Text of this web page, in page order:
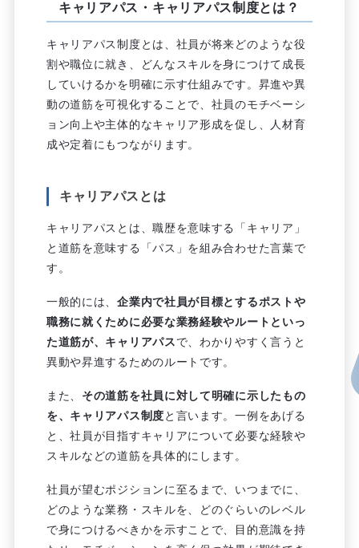
キャリアパス・キャリアパス制度とは？
キャリアパス制度とは、社員が将来どのような役
割や職位に就き、どんなスキルを身につけて成長
していけるかを明確に示す仕組みです。昇進や異
動の道筋を可視化することで、社員のモチベーシ
ョン向上や主体的なキャリア形成を促し、人材育
成や定着にもつながります。
キャリアパスとは
キャリアパスとは、職歴を意味する「キャリア」
と道筋を意味する「パス」を組み合わせた言葉で
す。
一般的には、企業内で社員が目標とするポストや
職務に就くために必要な業務経験やルートといっ
た道筋が、キャリアパスで、わかりやすく言うと
異動や昇進するためのルートです。
また、 その道筋を社員に対して明確に示したもの
を、キャリアパス制度と言います。一例をあげる
と、社員が目指すキャリアについて必要な経験や
スキルなどの道筋を具体的にします。
社員が望むポジションに至るまで、いつまでに、
どのような業務・スキルを、どのぐらいのレベル
で身につけるべきかを示すことで、目的意識を持